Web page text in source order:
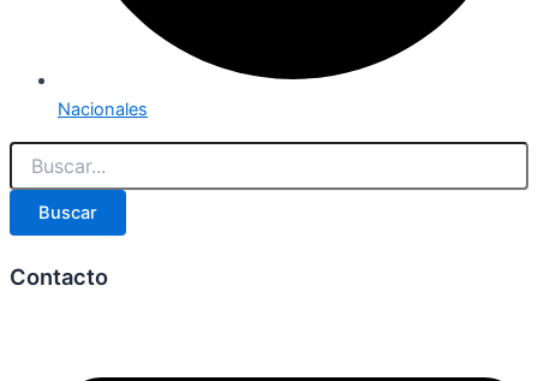
Nacionales
Buscar
Contacto